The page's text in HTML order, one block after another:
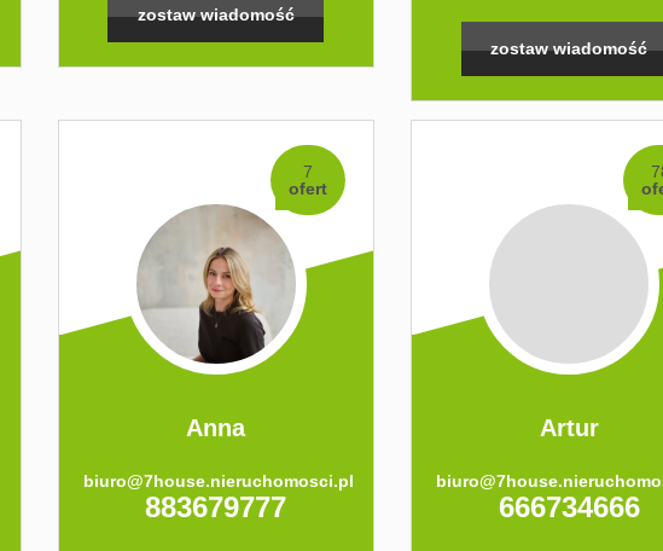
zostaw wiadomość
zostaw wiadomość
7
ofert
Anna
biuro@7house.nieruchomosci.pl
883679777
Artur
666734666